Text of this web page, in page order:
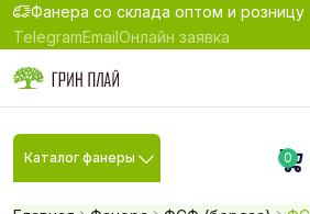
Фанера со склада оптом и розницу
TelegramEmailОнлайн заявка
Каталог фанеры 0